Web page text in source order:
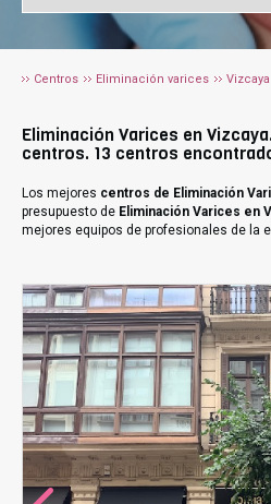
Centros Eliminación varices Vizcaya
Eliminación Varices en
centros. 13 centros
Los mejores centros de Eliminación
presupuesto de Eliminación Varices en
mejores equipos de profesionales de la